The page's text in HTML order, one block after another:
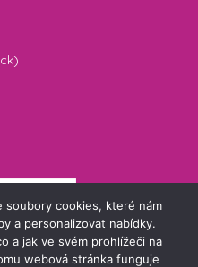
)
soubory cookies, které nám
a personalizovat nabídky.
a jak ve svém prohlížeči na
webová stránka funguje